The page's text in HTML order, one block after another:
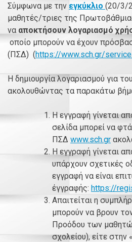
Σύμφωνα με την εγκύκλιο (20/3/
μαθητές/τριες της
να αποκτήσουν λογαριασμό
οποίο μπορούν να έχουν
(ΠΣΔ) (https://www.sch.gr/
Η δημιουργία λογαριασμού για
ακολουθώντας τα παρακάτω
Η εγγραφή γίνεται
σελίδα μπορεί να
ΠΣΔ www.sch.gr
Η εγγραφή γίνεται
υπάρχουν σχετικές
εγγραφή να είναι
έγγραφής: https://
Απαιτείται η
μπορούν να βρουν
Προόδου των
σχολείου), είτε